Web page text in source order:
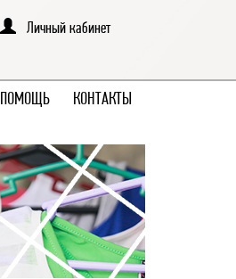
Личный кабинет
ПОМОЩЬ КОНТАКТЫ